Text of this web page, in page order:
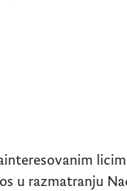
u razmatranju